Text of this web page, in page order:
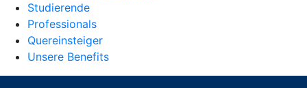
Studierende
Professionals
Quereinsteiger
Unsere Benefits